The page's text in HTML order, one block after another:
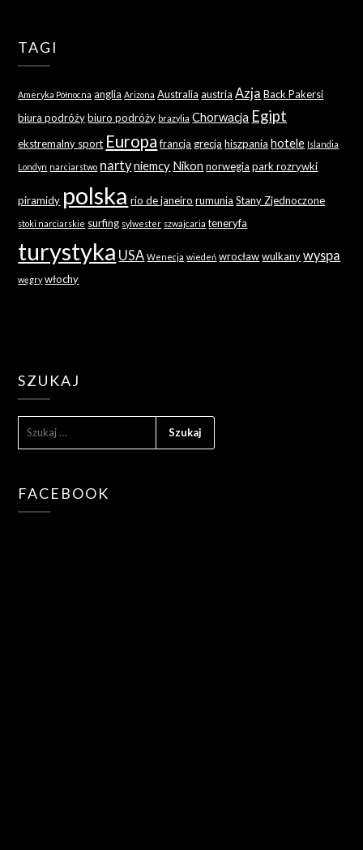
TAGI
Ameryka Północna anglia Arizona Australia austria Azja Back Pakersi
biura podróży biuro podróży brazylia Chorwacja Egipt
ekstremalny sport Europa francja grecja hiszpania hotele Islandia
Londyn narciarstwo nartyniemcy Nikon norwegia park rozrywki
piramidy polska rio de janeiro rumunia Stany Zjednoczone
stoki narciarskie surfing sylwester szwajcaria teneryfa
turystyka USA Wenecja wiedeń wrocław wulkany wyspa
węgry włochy
SZUKAJ
FACEBOOK